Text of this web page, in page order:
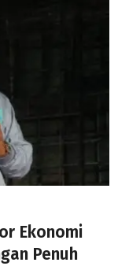
Ekonomi
Penuh